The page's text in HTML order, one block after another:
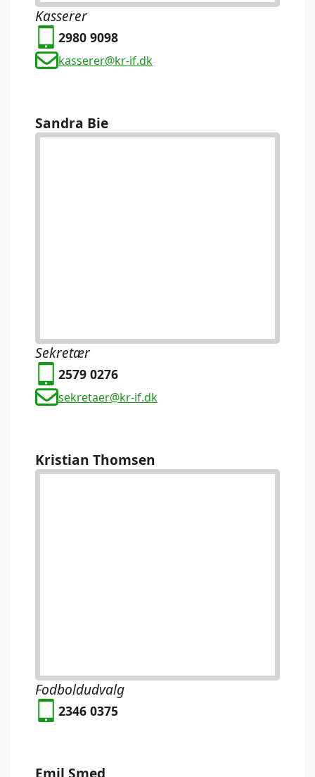
Kasserer
2980 9098
kasserer@kr-if.dk
Sandra Bie
Sekretær
2579 0276
sekretaer@kr-if.dk
Kristian Thomsen
Fodboldudvalg
2346 0375
Emil Smed